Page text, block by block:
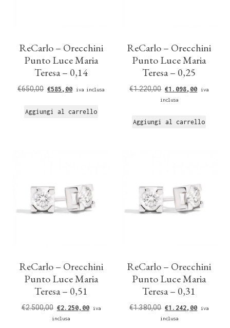
ReCarlo – Orecchini
Punto Luce Maria
Teresa – 0,14
€650,00 €585,00 iva inclusa
Aggiungi al carrello
ReCarlo – Orecchini
Punto Luce Maria
Teresa – 0,25
€1.220,00 €1.098,00
iva
inclusa
Aggiungi al carrello
ReCarlo – Orecchini
Punto Luce Maria
Teresa – 0,51
€2.500,00 €2.250,00
iva
inclusa
ReCarlo – Orecchini
Punto Luce Maria
Teresa – 0,31
€1.380,00 €1.242,00
iva
inclusa